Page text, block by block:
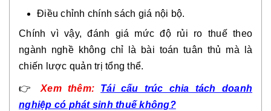
Điều chỉnh chính sách giá nội bộ.
Chính vì vậy, đánh giá mức độ rủi ro thuế theo
ngành nghề không chỉ là bài toán tuân thủ mà là
chiến lược quản trị tổng thể.
👉Xem thêm: Tái cấu trúc chia tách doanh
nghiệp có phát sinh thuế không?